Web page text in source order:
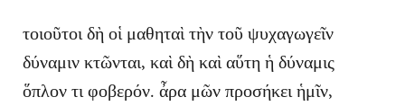
τοιοῦτοι δὴ οἱ μαθηταὶ τὴν τοῦ ψυχαγωγεῖν
δύναμιν κτῶνται, καὶ δὴ καὶ αὕτη ἡ δύναμις
ὅπλον τι φοβερόν. ἆρα μῶν προσήκει ἡμῖν,